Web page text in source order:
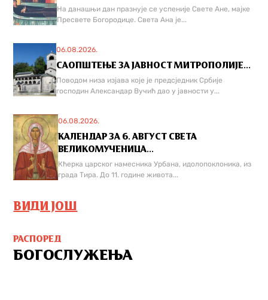
На данашњи дан празнује се успеније Свете Ане, мајке
Пресвете Богородице. Света Ана је...
06.08.2026.
САОПШТЕЊЕ ЗА ЈАВНОСТ МИТРОПОЛИЈЕ...
Поводом низа изјава које је предсједник Србије
господин Александар Вучић дао у јавности у...
06.08.2026.
КАЛЕНДАР ЗА 6. АВГУСТ СВЕТА
ВЕЛИКОМУЧЕНИЦА...
Кћерка царског намесника Урбана, идолопоклоника, из
града Тира. До 11. године живота...
ВИДИ ЈОШ
РАСПОРЕД
БОГОСЛУЖЕЊА